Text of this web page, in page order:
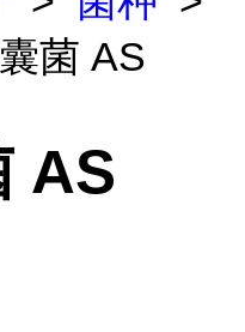
菌 AS
AS